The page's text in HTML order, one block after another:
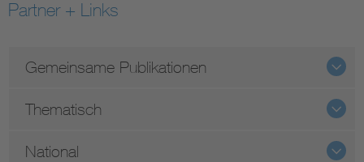
Partner + Links
Gemeinsame Publikationen
Thematisch
National